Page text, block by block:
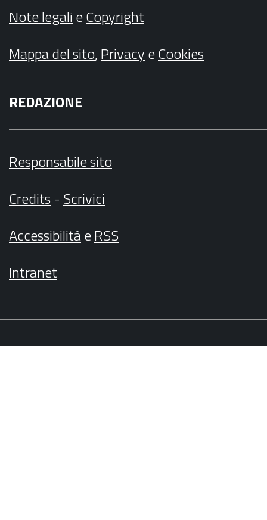
Note legalieCopyright
Mappa del sito,PrivacyeCookies
REDAZIONE
Responsabile sito
Credits- Scrivici
AccessibilitàeRSS
Intranet